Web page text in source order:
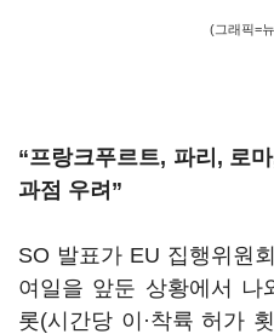
(그래픽=
“프랑크푸르트, 파리, 로
과점 우려”
SO 발표가 EU 집행위원
여일을 앞둔 상황에서 나
롯(시간당 이·착륙 허가